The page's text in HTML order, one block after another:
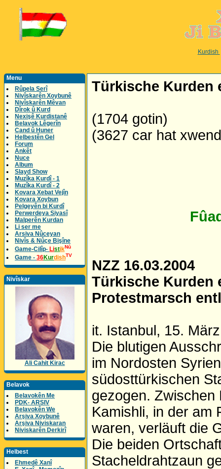
Kurdish
Menu
Rûpela Serî
Nivîskarên Xoybunê
Nivîskarên Mêvan
Dîrok û Kurd
Nexişê Kurdistanê
Belavok Lêgerîn
Cand û Huner
Helbestên Gel
Forum
Ankêt
Nuce
Album
Slayd Show
Muzîka Kurdî - 1
Muzîka Kurdî - 2
Kovara Xebat Vejîn
Kovara Xoybun
Pelgeyên bi Kurdî
Perwerdeya Siyasî
Malperên Kurdan
Li ser me
Arsiva Nûceyan
Nivîs & Nûçe Bişîne
Game-Cilîp- ListikNû
Game - 36KurdishTV
Nivîskar
Ali Cahit Kirac
Belavok
Belavokên Me
PDK- ARSIV
Belavokên We
Arşiva Xoybunê
Arşiva Niviskaran
Niviskarên Derkirî
Helbest
Ehmedê Xanî
Türkische Kurden
(1704 gotin)
(3627 car hat
NZZ 16.03.2004
Türkische Kurden
Protestmarsch
it. Istanbul, 15. März
Die blutigen
im Nordosten
südosttürkischen
gezogen.
Kamishli, in der am
waren, verläuft die
Die beiden
Stacheldrahtzaun